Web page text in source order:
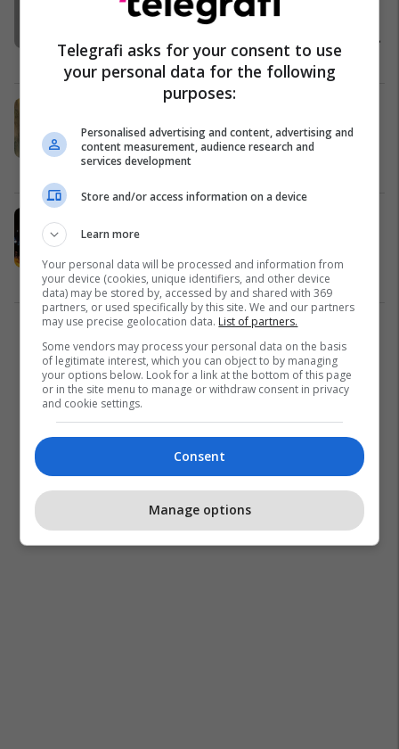
ishte i dehur kur u arrestua për
drejtimin e mjetit në gjendje të dehur
dhe akuza duhet të shkarkohet
Yjet 28/07/2024
Fotografia e arrestimit të Justin
Timberlake shndërrohet në vepër
arti
Yjet 04/07/2024
arrestimin e tij gjatë një koncerti në
Boston
Yjet 30/06/2024
Telegrafi asks for your consent to use
your personal data for the following
purposes:
Personalised advertising and content, advertising and
content measurement, audience research and
services development
Store and/or access information on a device
Learn more
Your personal data will be processed and information from
your device (cookies, unique identifiers, and other device
data) may be stored by, accessed by and shared with 369
partners, or used specifically by this site. We and our partners
may use precise geolocation data. List of partners.
Some vendors may process your personal data on the basis
of legitimate interest, which you can object to by managing
your options below. Look for a link at the bottom of this page
or in the site menu to manage or withdraw consent in privacy
and cookie settings.
Consent
Manage options